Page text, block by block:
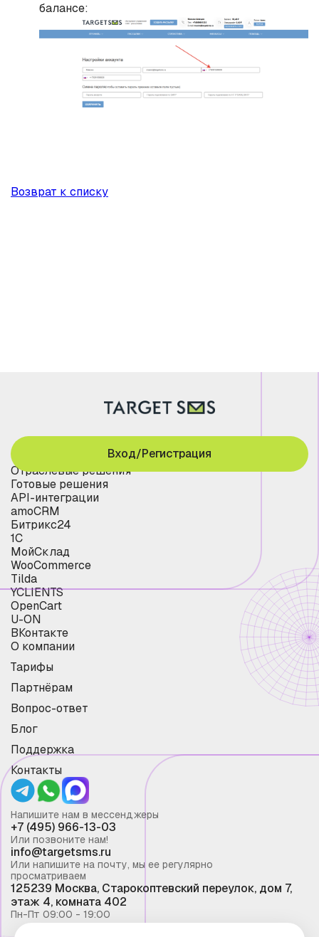
балансе:
Возврат к списку
Отраслевые решения
Готовые решения
API-интеграции
amoCRM
Битрикс24
1С
МойСклад
WooCommerce
Tilda
YCLIENTS
OpenCart
U-ON
ВКонтакте
О компании
Тарифы
Партнёрам
Вопрос-ответ
Блог
Поддержка
Контакты
Вход/Регистрация
Напишите нам в мессенджеры
+7 (495) 966-13-03
Или позвоните нам!
info@targetsms.ru
Или напишите на почту, мы ее регулярно
просматриваем
125239 Москва, Старокоптевский переулок, дом 7,
этаж 4, комната 402
Пн-Пт 09:00 - 19:00